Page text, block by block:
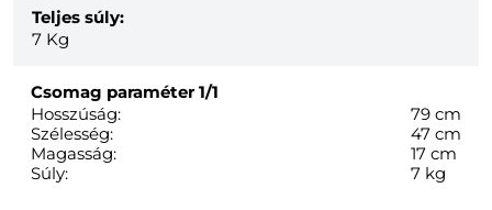
Teljes súly:
7 Kg
Csomag paraméter1/1
Hosszúság:
79 cm
Szélesség:
47 cm
Magasság:
17 cm
Súly:
7 kg